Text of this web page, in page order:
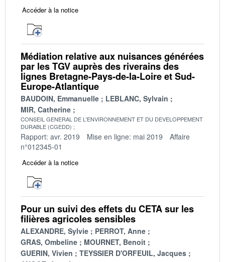
Accéder à la notice
Médiation relative aux nuisances générées
par les TGV auprès des riverains des
lignes Bretagne-Pays-de-la-Loire et Sud-
Europe-Atlantique
BAUDOIN, Emmanuelle
LEBLANC, Sylvain
MIR, Catherine
CONSEIL GENERAL DE L'ENVIRONNEMENT ET DU DEVELOPPEMENT
DURABLE (CGEDD)
Rapport: avr. 2019 Mise en ligne: mai 2019
Affaire
n°012345-01
Accéder à la notice
Pour un suivi des effets du CETA sur les
filières agricoles sensibles
ALEXANDRE, Sylvie
PERROT, Anne
GRAS, Ombeline
MOURNET, Benoit
GUERIN, Vivien
TEYSSIER D'ORFEUIL, Jacques